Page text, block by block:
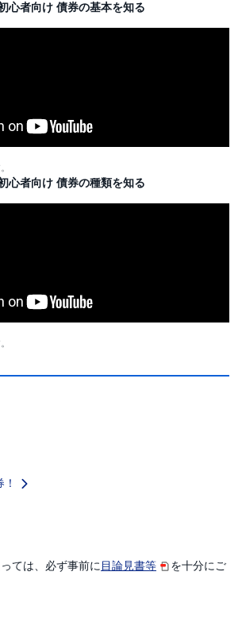
心者向け 債券の基本を知る
心者向け 債券の種類を知る
ては、必ず事前に目論見書等
を十分にご